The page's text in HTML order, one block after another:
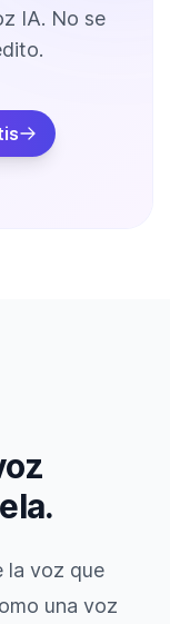
IA. No se
la voz que
una voz